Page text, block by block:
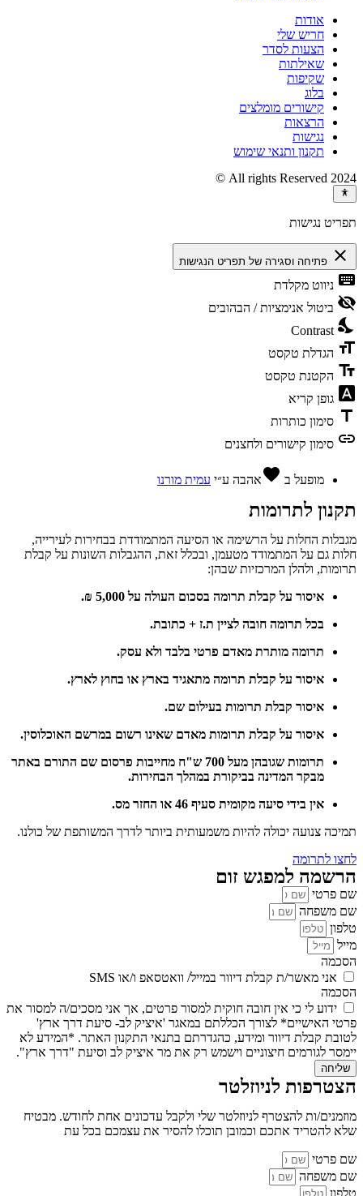
אודות
חריש שלי
הצעות לסדר
שאילתות
שקיפות
בלוג
קישורים מומלצים
הרצאות
נגישות
תקנון ותנאי שימוש
2024 All rights Reserved ©
תפריט נגישות
close פתיחה וסגירה של תפריט הנגישות
keyboard ניווט מקלדת
visibility_off ביטול אנימציות / הבהובים
nights_stay
Contrast
format_size הגדלת טקסט
text_fields הקטנת טקסט
font_download גופן קריא
title סימון כותרות
link סימון קישורים ולחצנים
מופעל ב favoriteאהבה ע״י עמית מורנו
תקנון לתרומות
מגבלות החלות על הרשימה או הסיעה המתמודדת בבחירות לעירייה,
חלות גם על המתמודד מטעמן, ובכלל זאת, ההגבלות השונות על קבלת
תרומות, ולהלן המרכזיות שבהן:
איסור על קבלת תרומה בסכום העולה על 5,000 ₪.
בכל תרומה חובה לציין ת.ז + כתובת.
תרומה מותרת מאדם פרטי בלבד ולא עסק.
איסור על קבלת תרומה מתאגיד בארץ או בחוץ לארץ.
איסור קבלת תרומות בעילום שם.
איסור על קבלת תרומות מאדם שאינו רשום במרשם האוכלוסין.
תרומות שגובהן מעל 700 ש"ח מחייבות פרסום שם התורם באתר
מבקר המדינה בביקורת במהלך הבחירות.
אין בידי סיעה מקומית סעיף 46 או החזר מס.
תמיכה צנועה יכולה להיות משמעותית ביותר לדרך המשותפת של כולנו.
לחצו לתרומה
הרשמה למפגש זום
שם פרטי
שם משפחה
טלפון
מייל
הסכמה
אני מאשר/ת קבלת דיוור במייל/ וואטסאפ ו/או SMS
הסכמה
ידוע לי כי אין חובה חוקית למסור פרטים, אך אני מסכים/ה למסור את
פרטי האישיים* לצורך הכללתם במאגר 'איציק לב- סיעת דרך ארץ'
לטובת קבלת דיוור ומידע, כהגדרתם בתנאי התקנון האתר. *המידע לא
יימסר לגורמים חיצוניים וישמש רק את מר איציק לב וסיעת "דרך ארץ".
שליחה
הצטרפות לניוזלטר
מוזמנים/ות להצטרף לניוזלטר שלי ולקבל עדכונים אחת לחודש. מבטיח
שלא להטריד אתכם וכמובן תוכלו להסיר את עצמכם בכל עת
שם פרטי
שם משפחה